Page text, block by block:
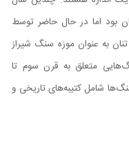
بود اما در حال حاضر توسط
به عنوان موزه سنگ شیراز
متعلق به قرن سوم تا
شامل کتیبه‌های تاریخی و